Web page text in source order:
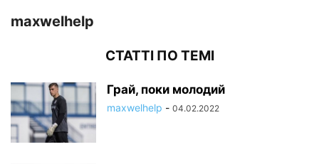
maxwelhelp
СТАТТІ ПО ТЕМІ
Грай, поки молодий
maxwelhelp - 04.02.2022